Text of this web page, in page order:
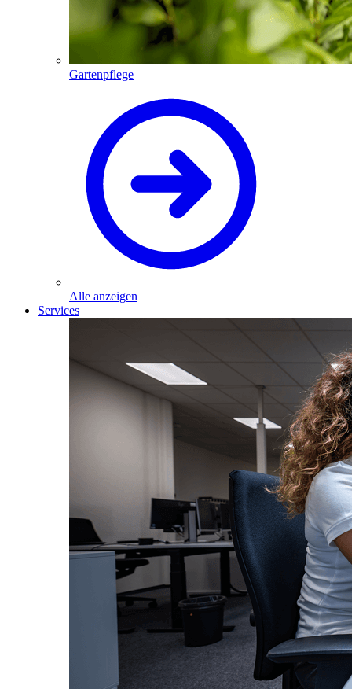
Gartenpflege
Alle anzeigen
Services